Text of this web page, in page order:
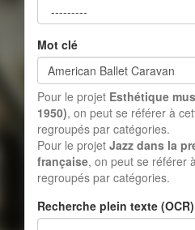
Mot clé
Pour le projet Esthétique
1950), on peut se référer à
regroupés par catégories.
Pour le projet Jazz dans la
française, on peut se référer
regroupés par catégories.
Recherche plein texte (OCR)